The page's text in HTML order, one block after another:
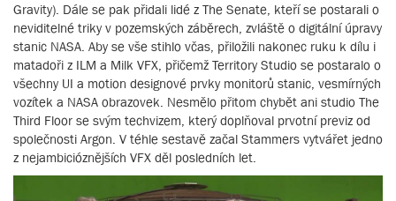
Gravity). Dále se pak přidali lidé z The Senate, kteří se postarali o
neviditelné triky v pozemských záběrech, zvláště o digitální úpravy
stanic NASA. Aby se vše stihlo včas, přiložili nakonec ruku k dílu i
matadoři z ILM a Milk VFX, přičemž Territory Studio se postaralo o
všechny UI a motion designové prvky monitorů stanic, vesmírných
vozítek a NASA obrazovek. Nesmělo přitom chybět ani studio The
Third Floor se svým techvizem, který doplňoval prvotní previz od
společnosti Argon. V téhle sestavě začal Stammers vytvářet jedno
z nejambicióznějších VFX děl posledních let.